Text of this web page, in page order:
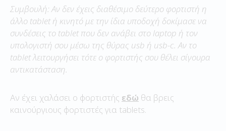
Συμβουλή: Αν δεν έχεις διαθέσιμο δεύτερο φορτιστή η
άλλο tablet ή κινητό με την ίδια υποδοχή δοκίμασε να
συνδέσεις το tablet που δεν ανάβει στο laptop ή τον
υπολογιστή σου μέσω της θύρας usb ή usb-c. Αν το
tablet λειτουργήσει τότε ο φορτιστής σου θέλει σίγουρα
αντικατάσταση.
Αν έχει χαλάσει ο φορτιστής εδώ θα βρεις
καινούργιους φορτιστές για tablets.